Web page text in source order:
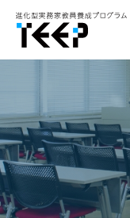
ビ
ゲ
ー
シ
ョ
ゲ
ー
シ
ョ
ン